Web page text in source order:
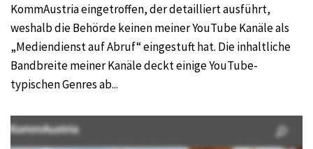
KommAustria eingetroffen, der detailliert ausführt,
weshalb die Behörde keinen meiner YouTube Kanäle als
„Mediendienst auf Abruf“ eingestuft hat. Die inhaltliche
Bandbreite meiner Kanäle deckt einige YouTube-
typischen Genres ab...